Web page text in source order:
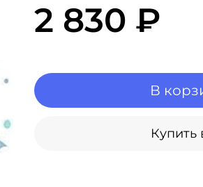
2 830 ₽
В
Купить